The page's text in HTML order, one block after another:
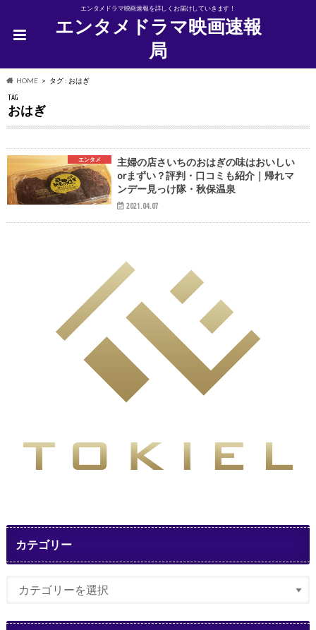
エンタメドラマ映画速報を詳しくお届けしていきます！
エンタメドラマ映画速報
局
HOME タグ : おはぎ
TAG
おはぎ
エンタメ
主婦の店さいちのおはぎの味はおいしい
orまずい？評判・口コミも紹介｜帰れマ
ンデー見っけ隊・秋保温泉
2021.04.07
カテゴリー